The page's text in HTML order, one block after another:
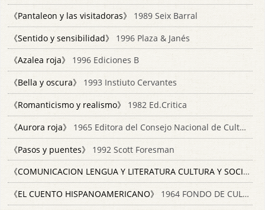
《Pantaleon y las visitadoras》
1989 Seix Barral
《Sentido y sensibilidad》
1996 Plaza & Janés
《Azalea roja》
1996 Ediciones B
《Bella y oscura》
1993 Instiuto Cervantes
《Romanticismo y realismo》
1982 Ed.Critica
《Aurora roja》
1965 Editora del Consejo Nacional de Cultura Editorial Nacional
《Pasos y puentes》
1992 Scott Foresman
《COMUNICACION LENGUA Y LITERATURA CULTURA Y SOCIEDAD》
《EL CUENTO HISPANOAMERICANO》
1964 FONDO DE CULTURA ECONóMICA